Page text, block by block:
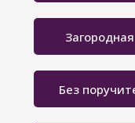
Без
Загородная